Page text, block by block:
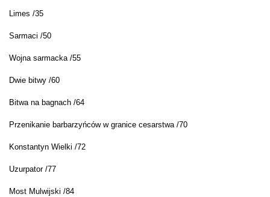
Limes /35
Sarmaci /50
Wojna sarmacka /55
Dwie bitwy /60
Bitwa na bagnach /64
Przenikanie barbarzyńców w granice cesarstwa /70
Konstantyn Wielki /72
Uzurpator /77
Most Mulwijski /84